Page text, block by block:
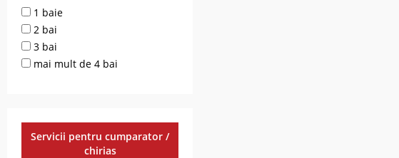
1 baie
2 bai
3 bai
mai mult de 4 bai
Servicii pentru cumparator /
chirias